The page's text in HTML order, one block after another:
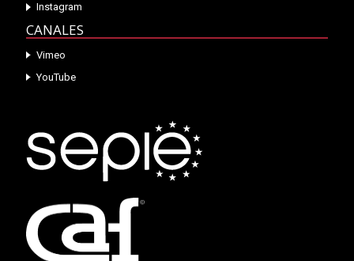
Instagram
CANALES
Vimeo
YouTube